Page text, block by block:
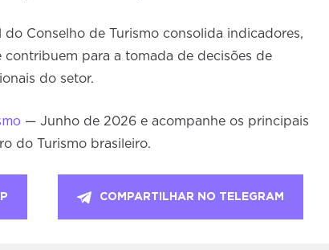
Conselho de Turismo consolida indicadores,
contribuem para a tomada de decisões de
do setor.
— Junho de 2026 e acompanhe os principais
do Turismo brasileiro.
COMPARTILHAR NO TELEGRAM